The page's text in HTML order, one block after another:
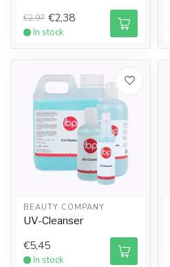
€2,97 €2,38
In stock
BEAUTY COMPANY
UV-Cleanser
€5,45
In stock